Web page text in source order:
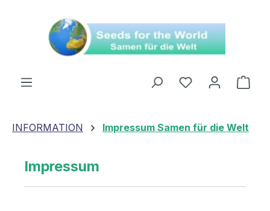
INFORMATION Impressum Samen für die Welt
Impressum